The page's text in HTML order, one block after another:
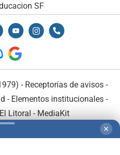
SF
- Receptorías de avisos -
- Elementos institucionales-
Litoral - MediaKit
✕